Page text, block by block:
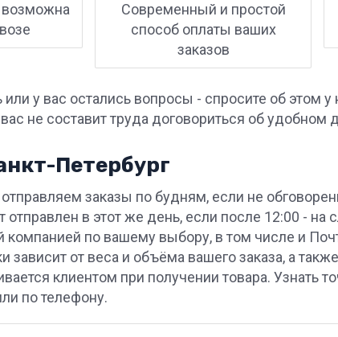
Современный и простой
способ оплаты ваших
заказов
или у вас остались вопросы - спросите об
не составит труда договориться об
Петербург
заказы по будням, если не
в этот же день, если после 12:00 -
компанией по вашему выбору, в том числе и
зависит от веса и объёма вашего заказа, а
клиентом при получении товара.
по телефону.